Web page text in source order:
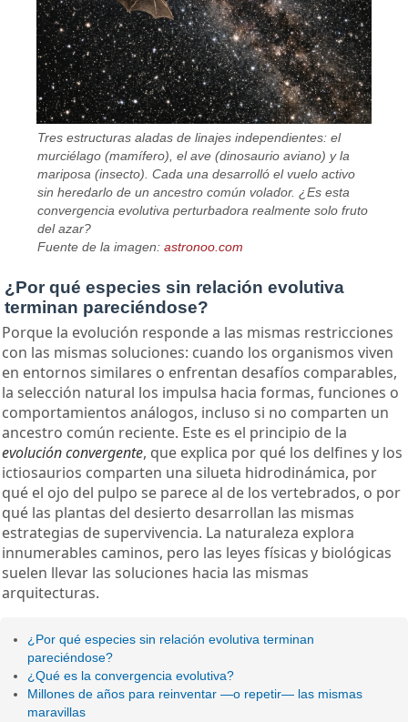
Tres estructuras aladas de linajes independientes: el
murciélago (mamífero), el ave (dinosaurio aviano) y la
mariposa (insecto). Cada una desarrolló el vuelo activo
sin heredarlo de un ancestro común volador. ¿Es esta
convergencia evolutiva perturbadora realmente solo fruto
del azar?
Fuente de la imagen:astronoo.com
¿Por qué especies sin relación evolutiva
terminan pareciéndose?
Porque la evolución responde a las mismas restricciones
con las mismas soluciones: cuando los organismos viven
en entornos similares o enfrentan desafíos comparables,
la selección natural los impulsa hacia formas, funciones o
comportamientos análogos, incluso si no comparten un
ancestro común reciente. Este es el principio de la
evolución convergente, que explica por qué los delfines y los
ictiosaurios comparten una silueta hidrodinámica, por
qué el ojo del pulpo se parece al de los vertebrados, o por
qué las plantas del desierto desarrollan las mismas
estrategias de supervivencia. La naturaleza explora
innumerables caminos, pero las leyes físicas y biológicas
suelen llevar las soluciones hacia las mismas
arquitecturas.
¿Por qué especies sin relación evolutiva terminan
pareciéndose?
¿Qué es la convergencia evolutiva?
Millones de años para reinventar —o repetir— las mismas
maravillas